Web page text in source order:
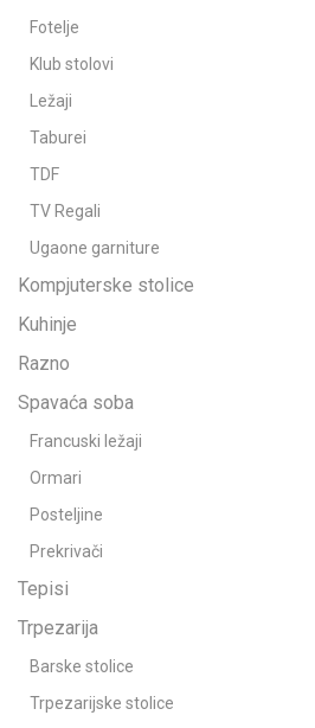
Fotelje
Klub stolovi
Ležaji
Taburei
TDF
TV Regali
Ugaone garniture
Kompjuterske stolice
Kuhinje
Razno
Spavaća soba
Francuski ležaji
Ormari
Posteljine
Prekrivači
Tepisi
Trpezarija
Barske stolice
Trpezarijske stolice